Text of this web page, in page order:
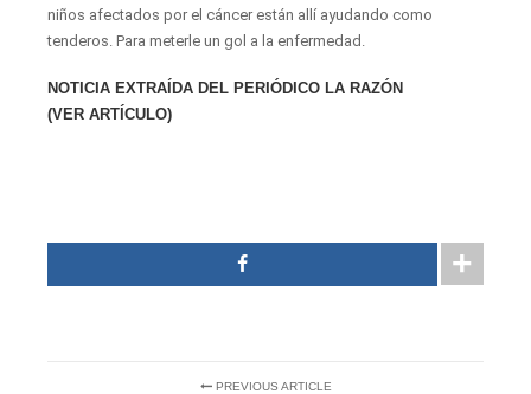
niños afectados por el cáncer están allí ayudando como
tenderos. Para meterle un gol a la enfermedad.
NOTICIA EXTRAÍDA DEL PERIÓDICO LA RAZÓN
(VER ARTÍCULO)
PREVIOUS ARTICLE